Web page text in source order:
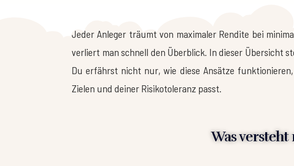
Jeder Anleger träumt von maximaler Rendite bei
verliert man schnell den Überblick. In dieser Übersicht
Du erfährst nicht nur, wie diese Ansätze
Zielen und deiner Risikotoleranz passt.
Was